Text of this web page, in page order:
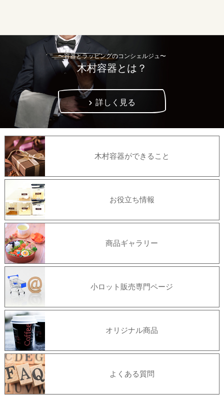
〜容器とラッピングのコンシェルジュ〜
木村容器とは？
詳しく見る
木村容器ができること
お役立ち情報
商品ギャラリー
小ロット販売専門ページ
オリジナル商品
よくある質問